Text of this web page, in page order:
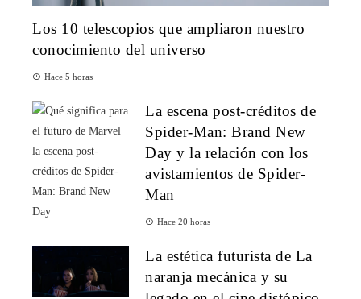
Los 10 telescopios que ampliaron nuestro
conocimiento del universo
Hace 5 horas
La escena post-créditos de
Spider-Man: Brand New
Day y la relación con los
avistamientos de Spider-
Man
Hace 20 horas
La estética futurista de La
naranja mecánica y su